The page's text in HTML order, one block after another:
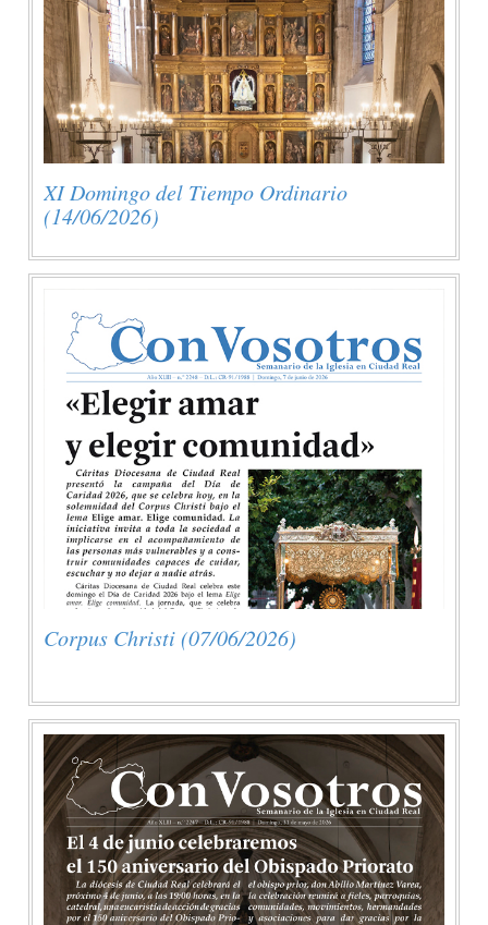
XI Domingo del Tiempo Ordinario
(14/06/2026)
Corpus Christi (07/06/2026)